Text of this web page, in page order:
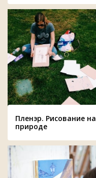
Пленэр. Рисование на
природе